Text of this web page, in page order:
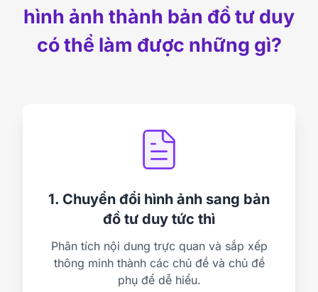
hình ảnh thành bản đồ tư duy
có thể làm được những gì?
1. Chuyển đổi hình ảnh sang bản
đồ tư duy tức thì
Phân tích nội dung trực quan và sắp xếp
thông minh thành các chủ đề và chủ đề
phụ để dễ hiểu.